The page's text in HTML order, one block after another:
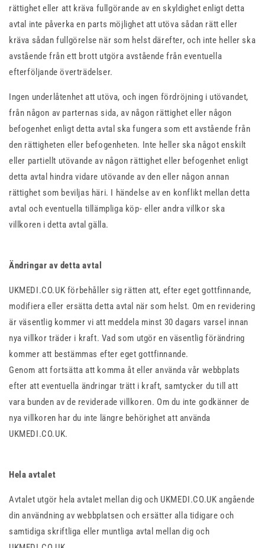
rättighet eller att kräva fullgörande av en skyldighet enligt detta
avtal inte påverka en parts möjlighet att utöva sådan rätt eller
kräva sådan fullgörelse när som helst därefter, och inte heller ska
avstående från ett brott utgöra avstående från eventuella
efterföljande överträdelser.
Ingen underlåtenhet att utöva, och ingen fördröjning i utövandet,
från någon av parternas sida, av någon rättighet eller någon
befogenhet enligt detta avtal ska fungera som ett avstående från
den rättigheten eller befogenheten. Inte heller ska något enskilt
eller partiellt utövande av någon rättighet eller befogenhet enligt
detta avtal hindra vidare utövande av den eller någon annan
rättighet som beviljas häri. I händelse av en konflikt mellan detta
avtal och eventuella tillämpliga köp- eller andra villkor ska
villkoren i detta avtal gälla.
Ändringar av detta avtal
UKMEDI.CO.UK förbehåller sig rätten att, efter eget gottfinnande,
modifiera eller ersätta detta avtal när som helst. Om en revidering
är väsentlig kommer vi att meddela minst 30 dagars varsel innan
nya villkor träder i kraft. Vad som utgör en väsentlig förändring
kommer att bestämmas efter eget gottfinnande.
Genom att fortsätta att komma åt eller använda vår webbplats
efter att eventuella ändringar trätt i kraft, samtycker du till att
vara bunden av de reviderade villkoren. Om du inte godkänner de
nya villkoren har du inte längre behörighet att använda
UKMEDI.CO.UK.
Hela avtalet
Avtalet utgör hela avtalet mellan dig och UKMEDI.CO.UK angående
din användning av webbplatsen och ersätter alla tidigare och
samtidiga skriftliga eller muntliga avtal mellan dig och